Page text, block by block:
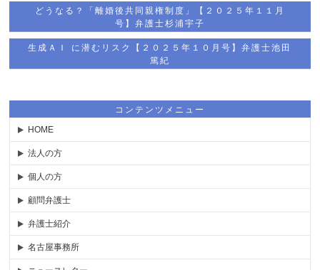
どうなる？「離婚後共同親権制度」【２０２５年１１月
号】弁護士杉浦宇子
生成ＡＩ に潜むリスク【２０２５年１０月号】弁護士池田
篤紀
コンテンツメニュー
HOME
法人の方
個人の方
顧問弁護士
弁護士紹介
名古屋事務所